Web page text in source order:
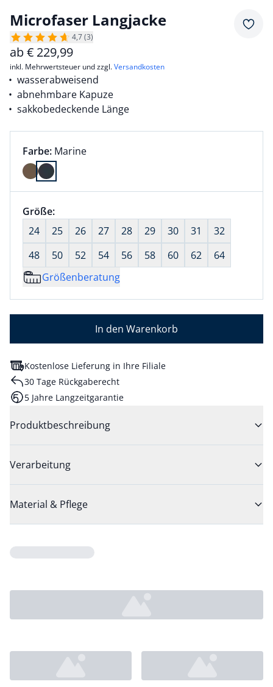
Microfaser Langjacke
4,7 (3)
ab€ 229,99
inkl. Mehrwertsteuer und zzgl.Versandkosten
wasserabweisend
abnehmbare Kapuze
sakkobedeckende Länge
Farbauswahl:
Farbe: aktuell ausgewählt:
Marine
Farbe Marine ausgewählt
Größenauswahl:
Größe:nichts ausgewählt
24
25 26 27 28 29 30 31
32
48
50 52 54 56 58 60 62
64
Größenberatung
In den Warenkorb
Kostenlose Lieferung in Ihre Filiale
30 Tage Rückgaberecht
5 Jahre Langzeitgarantie
Produktbeschreibung
Verarbeitung
Material & Pflege